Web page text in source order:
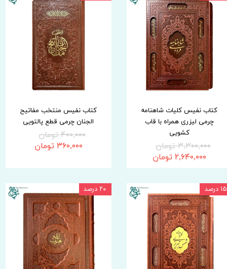
کتاب نفیس کلیات شاهنامه
چرمی لیزری همراه با قاب
کشویی
۳,۳۰۰,۰۰۰ تومان
۲,۶۴۰,۰۰۰ تومان
کتاب نفیس منتخب مفاتیح
الجنان چرمی قطع پالتویی
۴۰۰,۰۰۰ تومان
۳۶۰,۰۰۰ تومان
۱۵ درصد ۲۰ درصد